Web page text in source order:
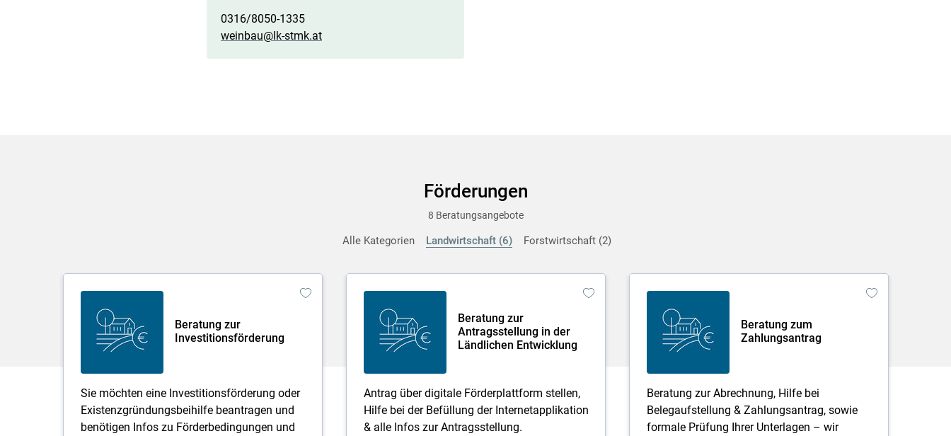
0316/8050-1335
weinbau@lk-stmk.at
Förderungen
8 Beratungsangebote
Alle Kategorien Landwirtschaft 6 Forstwirtschaft 2
Beratung zur
Investitionsförderung
Sie möchten eine Investitionsförderung oder
Existenzgründungsbeihilfe beantragen und
benötigen Infos zu Förderbedingungen und
Beratung zur
Antragsstellung in der
Ländlichen Entwicklung
Antrag über digitale Förderplattform stellen,
Hilfe bei der Befüllung der Internetapplikation
& alle Infos zur Antragsstellung.
Beratung zum
Zahlungsantrag
Beratung zur Abrechnung, Hilfe bei
Belegaufstellung & Zahlungsantrag, sowie
formale Prüfung Ihrer Unterlagen – wir